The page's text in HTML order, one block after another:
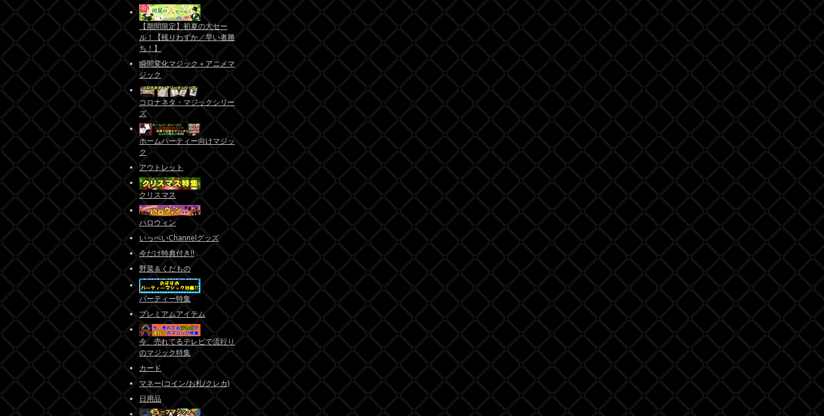
【期間限定】初夏の大セー
ル！【残りわずか／早い者勝
ち！】
瞬間変化マジック＋アニメマ
ジック
コロナネタ・マジックシリー
ズ
ホームパーティー向けマジッ
ク
アウトレット
クリスマス
ハロウィン
いっぺいChannelグッズ
今だけ特典付き!!
野菜＆くだもの
パーティー特集
プレミアムアイテム
今、売れてるテレビで流行り
のマジック特集
カード
マネー(コイン/お札/クレカ)
日用品